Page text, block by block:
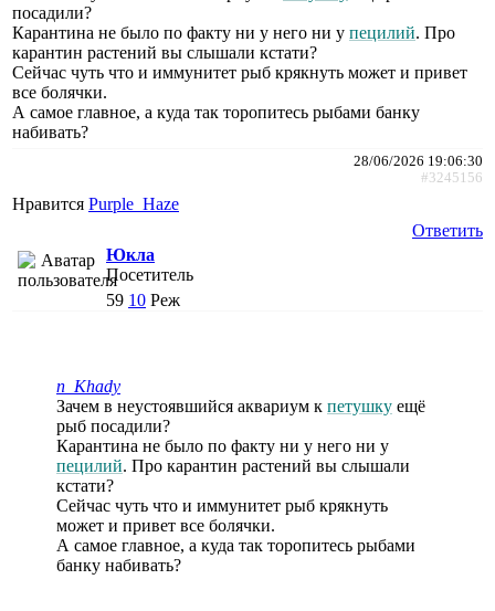
посадили?
Карантина не было по факту ни у него ни у пецилий. Про
карантин растений вы слышали кстати?
Сейчас чуть что и иммунитет рыб крякнуть может и привет
все болячки.
А самое главное, а куда так торопитесь рыбами банку
набивать?
28/06/2026 19:06:30
#3245156
Нравится Purple_Haze
Ответить
Юкла
Посетитель
59 10 Реж
n_Khady
Зачем в неустоявшийся аквариум к петушку ещё
рыб посадили?
Карантина не было по факту ни у него ни у
пецилий. Про карантин растений вы слышали
кстати?
Сейчас чуть что и иммунитет рыб крякнуть
может и привет все болячки.
А самое главное, а куда так торопитесь рыбами
банку набивать?